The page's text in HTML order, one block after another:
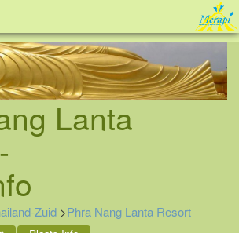
Tel: 088 - 81 11 999
Lanta
Zuid >Phra Nang Lanta Resort